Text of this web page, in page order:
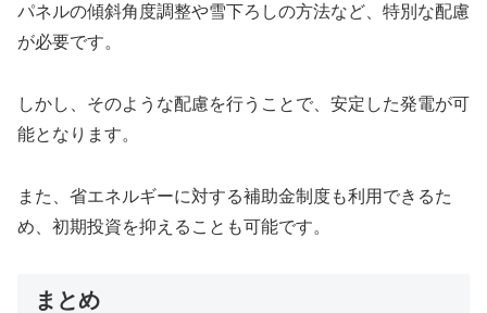
パネルの傾斜角度調整や雪下ろしの方法など、特別な配慮
が必要です。
しかし、そのような配慮を行うことで、安定した発電が可
能となります。
また、省エネルギーに対する補助金制度も利用できるた
め、初期投資を抑えることも可能です。
まとめ